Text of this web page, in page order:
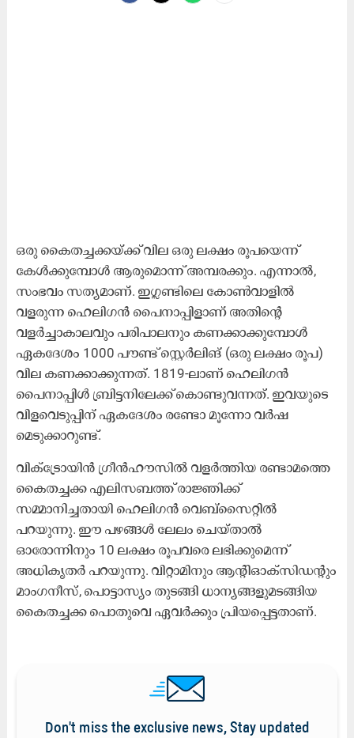
ഒരു കൈതച്ചക്കയ്ക്ക് വില ഒരു ലക്ഷം രൂപയെന്ന്
കേൾക്കുമ്പോൾ ആരുമൊന്ന് അമ്പരക്കും. എന്നാൽ,
സംഭവം സത്യമാണ്. ഇഗ്ലണ്ടിലെ കോൺവാളിൽ
വളരുന്ന ഹെലിഗൻ പൈനാപ്പിളാണ് അതിന്റെ
വളർച്ചാകാലവും പരിപാലനും കണക്കാക്കുമ്പോൾ
ഏകദേശം 1000 പൗണ്ട് സ്റ്റെർലിങ് (ഒരു ലക്ഷം രൂപ)
വില കണക്കാക്കുന്നത്. 1819-ലാണ് ഹെലിഗൻ
പൈനാപ്പിൾ ബ്രിട്ടനിലേക്ക് ​കൊണ്ടുവന്നത്. ഇവയു​ടെ
വിളവെടുപ്പിന് ഏകദേശം രണ്ടോ മൂന്നോ വർഷ​
മെടുക്കാറുണ്ട്.
വിക്ട്രോയിൻ ഗ്രീൻഹൗസിൽ വളർത്തിയ രണ്ടാമത്തെ
കൈതച്ചക്ക എലിസബത്ത് രാജ്ഞിക്ക്
സമ്മാനിച്ചതായി ഹെലിഗൻ വെബ്സൈറ്റിൽ
പറയുന്നു. ഈ പഴങ്ങൾ ​ലേലം ചെയ്താൽ
ഓരോന്നിനും 10 ലക്ഷം രൂപവരെ ലഭിക്കുമെന്ന്
അധികൃതർ പറയുന്നു. വിറ്റാമിനും ആന്റിഓക്സിഡന്റും
മാംഗനീസ്, പൊട്ടാസ്യം തുടങ്ങി ധാന്യങ്ങളുമടങ്ങിയ
കൈതച്ചക്ക പൊതുവെ ഏവർക്കും പ്രിയപ്പെട്ടതാണ്.
Don't miss the exclusive news, Stay updated